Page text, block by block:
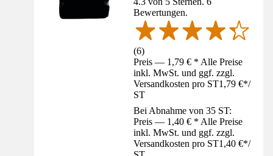
Bewertungen.
(6)
Preis — 1,79 € * Alle Preise
inkl. MwSt. und ggf. zzgl.
Versandkosten pro ST1,79 €*/
ST
Bei Abnahme von 35 ST:
Preis — 1,40 € * Alle Preise
inkl. MwSt. und ggf. zzgl.
Versandkosten pro ST1,40 €*/